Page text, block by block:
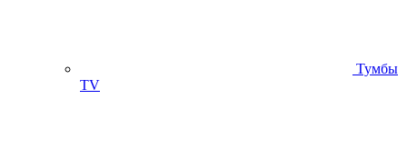
Тумбы
ТV